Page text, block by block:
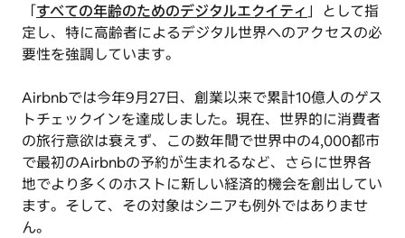
「すべての年齢のためのデジタルエクイティ 」として指
定し、特に高齢者によるデジタル世界へのアクセスの必
要性を強調しています。
Airbnbでは今年9月27日、創業以来で累計10億人のゲス
トチェックインを達成しました。現在、世界的に消費者
の旅行意欲は衰えず、この数年間で世界中の4,000都市
で最初のAirbnbの予約が生まれるなど、さらに世界各
地でより多くのホストに新しい経済的機会を創出してい
ます。そして、その対象はシニアも例外ではありませ
ん。